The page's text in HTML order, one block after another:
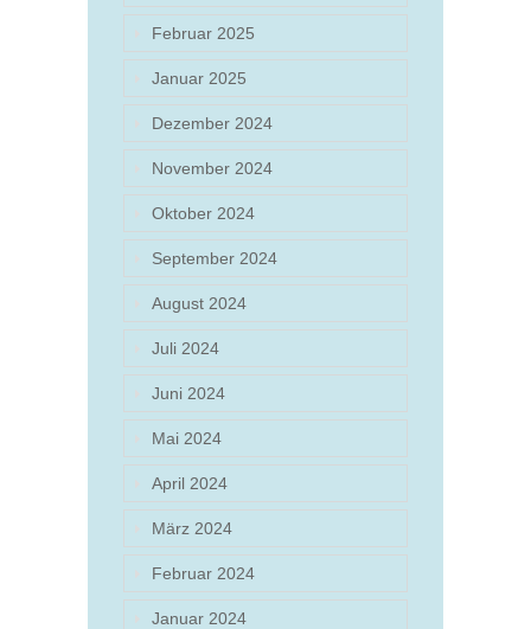
Februar 2025
Januar 2025
Dezember 2024
November 2024
Oktober 2024
September 2024
August 2024
Juli 2024
Juni 2024
Mai 2024
April 2024
März 2024
Februar 2024
Januar 2024